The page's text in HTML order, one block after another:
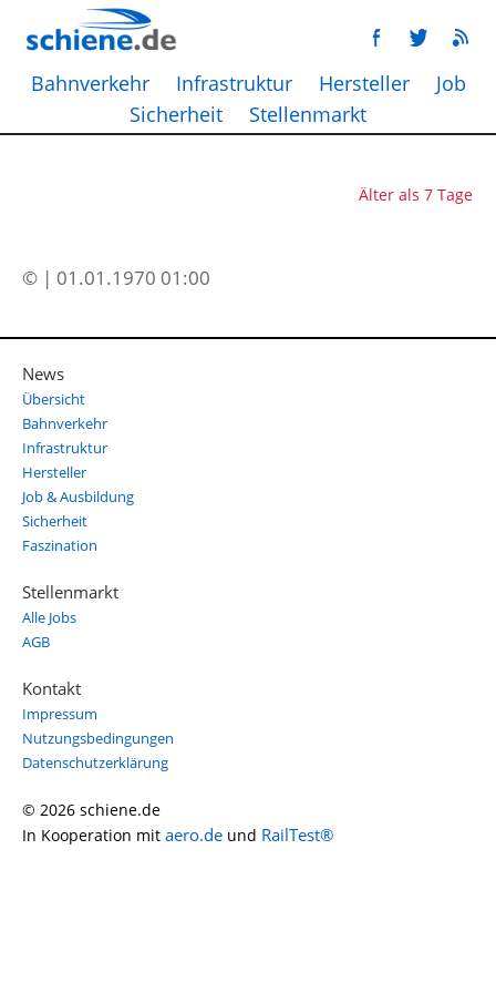
Bahnverkehr Infrastruktur Hersteller
Job
Sicherheit
Stellenmarkt
Älter als 7 Tage
© | 01.01.1970 01:00
News
Übersicht
Bahnverkehr
Infrastruktur
Hersteller
Job & Ausbildung
Sicherheit
Faszination
Stellenmarkt
Alle Jobs
AGB
Kontakt
Impressum
Nutzungsbedingungen
Datenschutzerklärung
© 2026 schiene.de
In Kooperation mit aero.de und RailTest®